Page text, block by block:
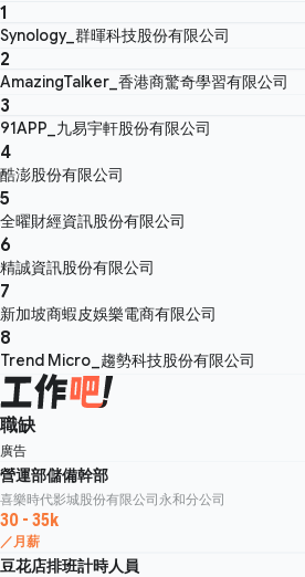
1
Synology_群暉科技股份有限公司
2
AmazingTalker_香港商驚奇學習有限公司
3
91APP_九易宇軒股份有限公司
4
酷澎股份有限公司
5
全曜財經資訊股份有限公司
6
精誠資訊股份有限公司
7
新加坡商蝦皮娛樂電商有限公司
8
Trend Micro_趨勢科技股份有限公司
職缺
廣告
營運部儲備幹部
喜樂時代影城股份有限公司永和分公司
30 - 35k
／月薪
豆花店排班計時人員